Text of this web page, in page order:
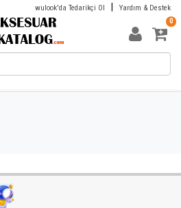
wulook'da Tedarikçi Ol Yardım & Destek
0